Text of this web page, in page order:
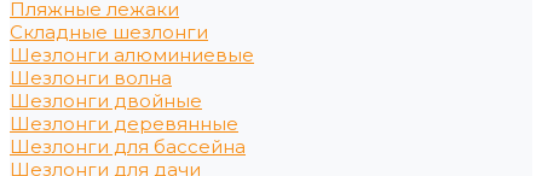
Пляжные лежаки
Складные шезлонги
Шезлонги алюминиевые
Шезлонги волна
Шезлонги двойные
Шезлонги деревянные
Шезлонги для бассейна
Шезлонги для дачи